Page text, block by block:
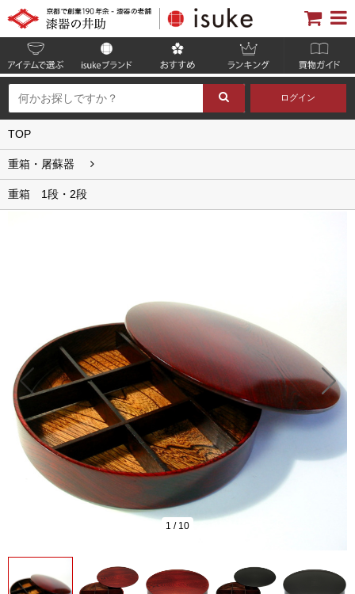
ログイン
TOP
重箱・屠蘇器
重箱 1段・2段
1 / 10